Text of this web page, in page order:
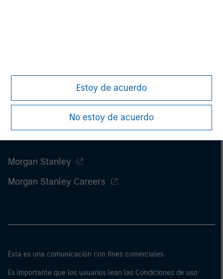
Estoy de acuerdo
No estoy de acuerdo
Morgan Stanley
Morgan Stanley Careers
Esta es una comunicación con fines comerciales.
Es importante que los usuarios lean las Condiciones de uso